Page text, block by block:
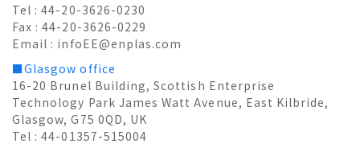
Tel : 44-20-3626-0230
Fax : 44-20-3626-0229
Email : infoEE@enplas.com
■Glasgow office
16-20 Brunel Building, Scottish Enterprise
Technology Park James Watt Avenue, East Kilbride,
Glasgow, G75 0QD, UK
Tel : 44-01357-515004